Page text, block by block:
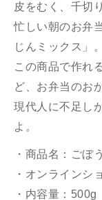
皮をむく、千切
忙しい朝のお弁
じんミックス」。
この商品で作れ
ど、お弁当のお
現代人に不足し
よ。
・商品名：ごぼ
・オンラインシ
・内容量：500g